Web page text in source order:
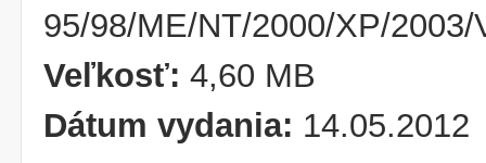
95/98/ME/NT/2000/XP/2003/
Veľkosť: 4,60 MB
Dátum vydania: 14.05.2012